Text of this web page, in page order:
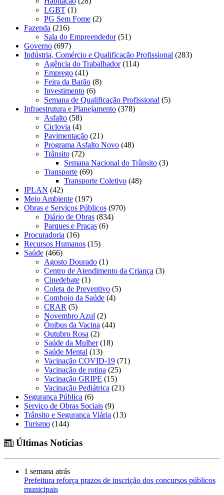
LGBT (1)
PG Sem Fome (2)
Fazenda (216)
Sala do Empreendedor(51)
Governo (697)
Indústria, Comércio e Qualificação Profissional (283)
Agência do Trabalhador(114)
Emprego (41)
Feira da Barão (8)
Investimento (6)
Semana de Qualificação Profissional (5)
Infraestrutura e Planejamento (378)
Asfalto (58)
Ciclovia (4)
Pavimentação (21)
Programa Asfalto Novo (48)
Trânsito (72)
Semana Nacional do Trânsito (3)
Transporte (69)
Transporte Coletivo (48)
IPLAN (42)
Meio Ambiente (197)
Obras e Serviços Públicos (970)
Diário de Obras (834)
Parques e Praças (6)
Procuradoria (16)
Recursos Humanos (15)
Saúde (466)
Agosto Dourado (1)
Centro de Atendimento da Criança (3)
Cinedebate (1)
Coleta de Preventivo (5)
Comboio da Saúde (4)
CRAR (5)
Novembro Azul (2)
Ônibus da Vacina (44)
Outubro Rosa (2)
Saúde da Mulher(18)
Saúde Mental (13)
Vacinação COVID-19 (71)
Vacinação de rotina (25)
Vacinação GRIPE (15)
Vacinação Pediátrica (21)
Segurança Pública (6)
Serviço de Obras Sociais (9)
Trânsito e Segurança Viária (13)
Turismo (144)
Últimas Notícias
1 semana atrás
Prefeitura reforça prazos de inscrição dos concursos públicos
municipais